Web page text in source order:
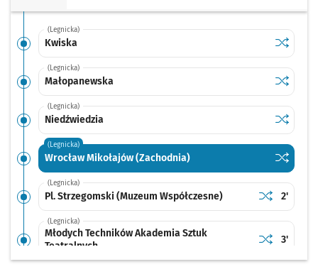
(Legnicka)
Kwiska Sprawdź
Kwiska
(Legnicka)
Małopanewska Sprawdź
(Legnicka)
Niedźwiedzia Sprawdź
(Legnicka)
Wrocław Mikołajów (Zachodnia) Sprawdź
(Legnicka)
Pl. Strzegomski (Muzeum Współczesne) Sprawdź
Pl. Czas
2'
(Legnicka)
Młodych Techników Akademia Sztuk
Teatralnych
Sprawdź
Młodych
Czas
3'